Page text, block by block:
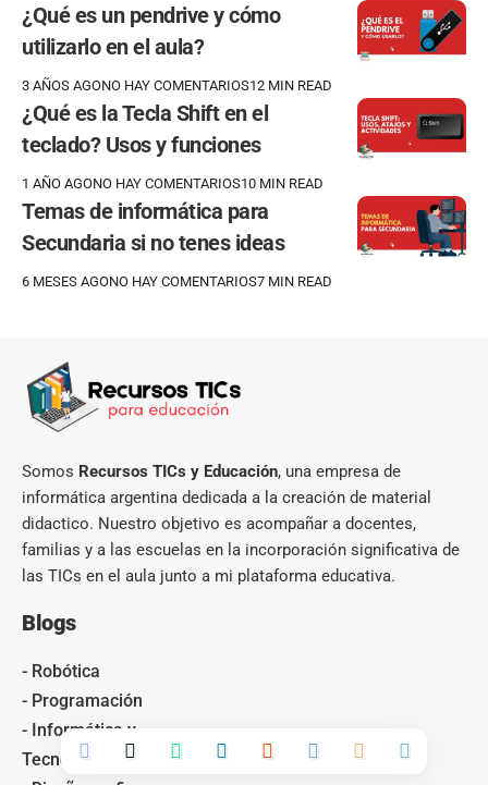
¿Qué es un pendrive y cómo
utilizarlo en el aula?
3 AÑOS AGONO HAY COMENTARIOS12 MIN READ
¿Qué es la Tecla Shift en el
teclado? Usos y funciones
1 AÑO AGONO HAY COMENTARIOS10 MIN READ
Temas de informática para
Secundaria si no tenes ideas
6 MESES AGONO HAY COMENTARIOS7 MIN READ
Somos Recursos TICs y Educación, una empresa de
informática argentina dedicada a la creación de material
didactico. Nuestro objetivo es acompañar a docentes,
familias y a las escuelas en la incorporación significativa de
las TICs en el aula junto a mi plataforma educativa.
Blogs
- Robótica
- Programación
- Informática y
Tecnología